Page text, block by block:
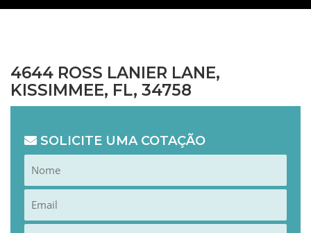
4644 ROSS LANIER LANE,
KISSIMMEE, FL, 34758
SOLICITE UMA COTAÇÃO